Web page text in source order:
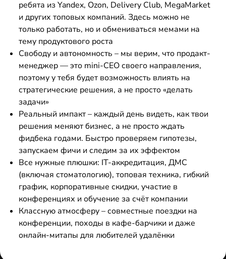
ребята из Yandex, Ozon, Delivery Club, MegaMarket
и других топовых компаний. Здесь можно не
только работать, но и обмениваться мемами на
тему продуктового роста
Свободу и автономность – мы верим, что продакт-
менеджер — это mini-CEO своего направления,
поэтому у тебя будет возможность влиять на
стратегические решения, а не просто «делать
задачи»
Реальный импакт – каждый день видеть, как твои
решения меняют бизнес, а не просто ждать
фидбека годами. Быстро проверяем гипотезы,
запускаем фичи и следим за их эффектом
Все нужные плюшки: IT-аккредитация, ДМС
(включая стоматологию), топовая техника, гибкий
график, корпоративные скидки, участие в
конференциях и обучение за счёт компании
Классную атмосферу – совместные поездки на
конференции, походы в кафе-барчики и даже
онлайн-митапы для любителей удалёнки